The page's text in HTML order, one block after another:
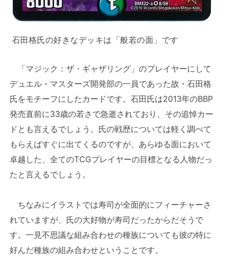
石田格氏の好きなデッキは「般若の面」です
「マジック：ザ・ギャザリング」のプレイヤーにして
デュエル・マスターズ開発部の一員であった故・石田格
氏をモチーフにしたカードです。石田氏は2013年のBBP
発売直前に33歳の若さで急逝されており、その追悼カー
ドとも言えるでしょう。氏の戦歴については軽く調べて
もらえばすぐに出てくるのですが、あらゆる面において
卓越した、全てのTCGプレイヤーの目標となる人物だっ
たと言えるでしょう。
ちなみにイラストでは寿司が全面的にフィーチャーさ
れていますが、氏の大好物が寿司だったからだそうで
す。一見不思議な組み合わせの種族についても彼の特に
好んだ種族の組み合わせということです。